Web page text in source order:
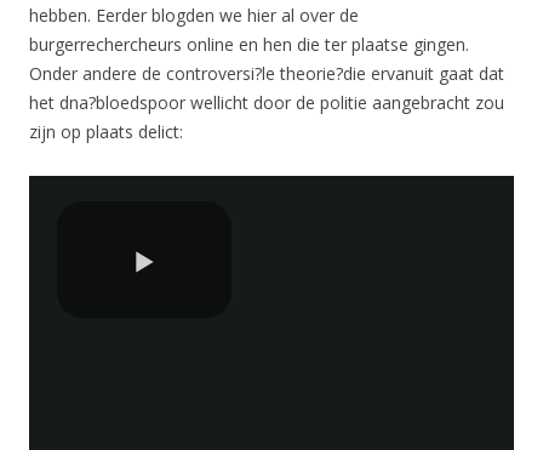
hebben. Eerder blogden we hier al over de
burgerrechercheurs online en hen die ter plaatse gingen.
Onder andere de controversi?le theorie?die ervanuit gaat dat
het dna?bloedspoor wellicht door de politie aangebracht zou
zijn op plaats delict: